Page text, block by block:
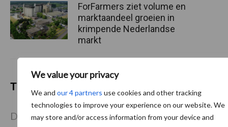
We value your privacy
We and our 4 partners use cookies and other tracking
technologies to improve your experience on our website. We
may store and/or access information from your device and
ForFarmers ziet volume en
marktaandeel groeien in
krimpende Nederlandse
markt
Themapagina's
Diergezondheid Bemesting Fokkerij